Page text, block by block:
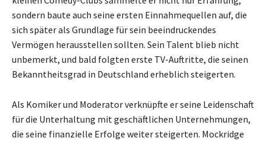
sondern baute auch seine ersten Einnahmequellen auf, die
sich später als Grundlage für sein beeindruckendes
Vermögen herausstellen sollten. Sein Talent blieb nicht
unbemerkt, und bald folgten erste TV-Auftritte, die seinen
Bekanntheitsgrad in Deutschland erheblich steigerten.
Als Komiker und Moderator verknüpfte er seine Leidenschaft
für die Unterhaltung mit geschäftlichen Unternehmungen,
die seine finanzielle Erfolge weiter steigerten. Mockridge